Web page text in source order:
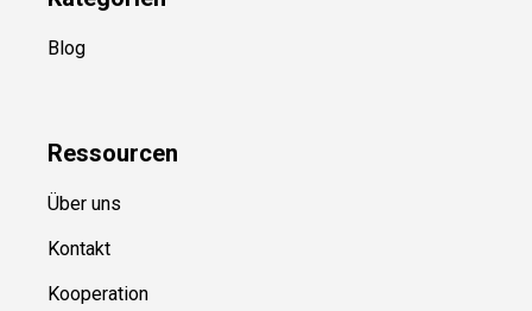
Blog
Ressourcen
Über uns
Kontakt
Kooperation